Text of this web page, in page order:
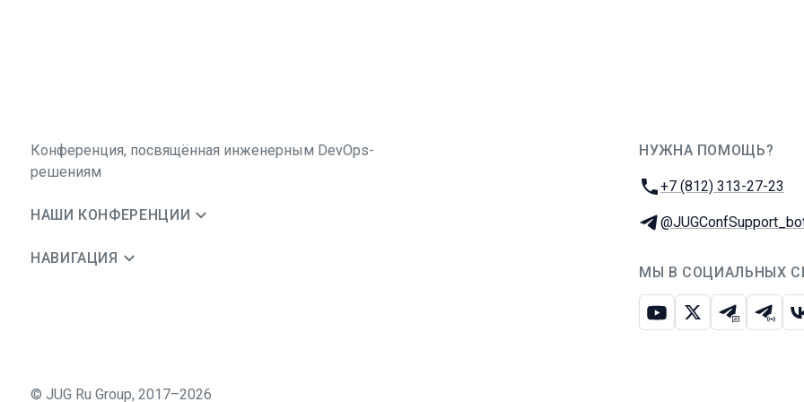
Конференция, посвящённая инженерным DevOps-
решениям
НАШИ КОНФЕРЕНЦИИ
НАВИГАЦИЯ
НУЖНА ПОМОЩЬ?
Телефон:
+7 (812) 313-27-23
Телеграм:
МЫ В СОЦИАЛЬНЫХ
ЮтубИкс Телеграм-
© JUG Ru Group, 2017–2026